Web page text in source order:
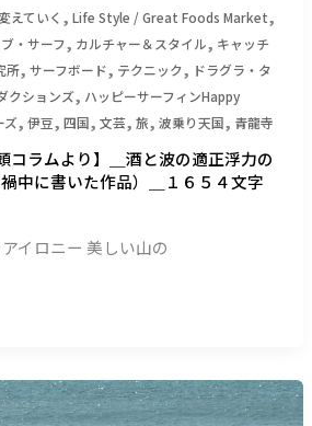
えていく , Life Style / Great Foods Market,
・サーフ, カルチャー＆スタイル, キャッチ
所, サーフボード, テクニック, ドラグラ・タ
クションズ, ハッピーサーフィンHappy
ズ, 伊豆, 四国, 文芸, 旅, 波乗り天国, 青龍寺
コラムより】＿酒と波の適正浮力の
中に書いた作品）＿１６５４文字
イロニー 美しい山の